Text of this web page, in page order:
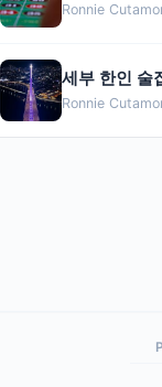
Ronnie
세부 한인 술
Ronnie